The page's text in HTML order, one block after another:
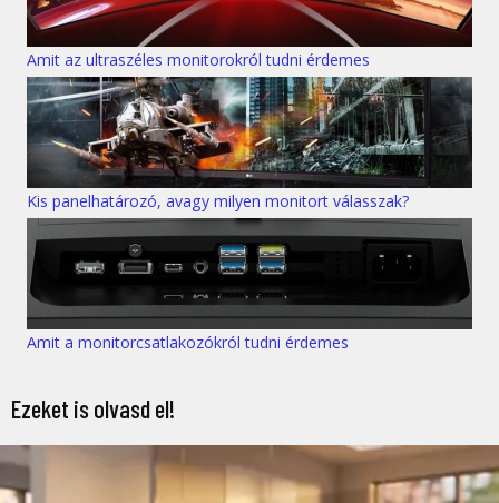
Amit az ultraszéles monitorokról tudni érdemes
Kis panelhatározó, avagy milyen monitort válasszak?
Amit a monitorcsatlakozókról tudni érdemes
Ezeket is olvasd el!